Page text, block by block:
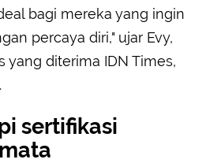
bagi mereka yang ingin
percaya diri," ujar Evy,
yang diterima IDN Times,
sertifikasi